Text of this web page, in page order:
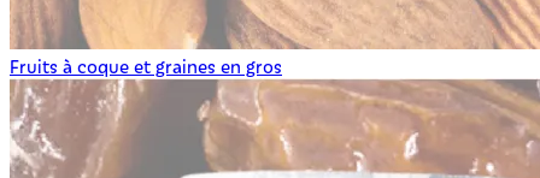
Fruits à coque et graines en gros